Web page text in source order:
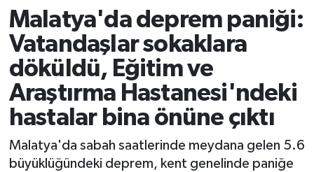
Malatya'da deprem paniği:
Vatandaşlar sokaklara
döküldü, Eğitim ve
Araştırma Hastanesi'ndeki
hastalar bina önüne çıktı
Malatya'da sabah saatlerinde meydana gelen 5.6
büyüklüğündeki deprem, kent genelinde paniğe
Magazin
Siyaset
Spor
Yaşam
Son Dakika Haberleri
Haber Arşivi